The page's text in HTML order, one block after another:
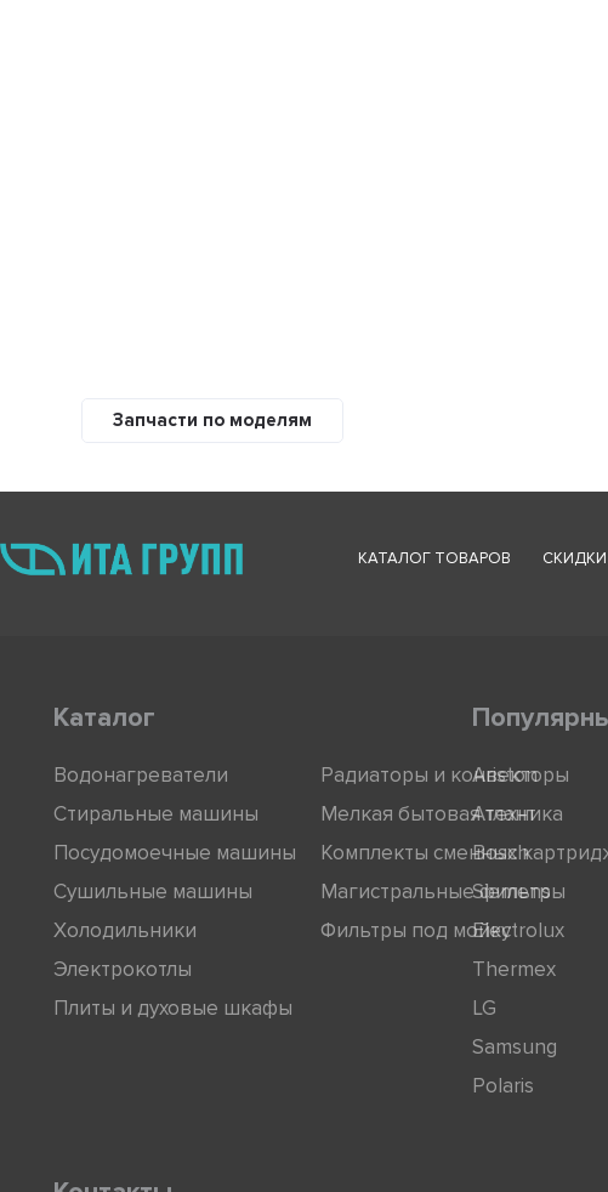
Запчасти по моделям
КАТАЛОГ ТОВАРОВ СКИДКИ
Каталог
Водонагреватели
Стиральные машины
Посудомоечные машины
Сушильные машины
Холодильники
Электрокотлы
Плиты и духовые шкафы
Радиаторы и конвекторы
Мелкая бытовая техника
Комплекты сменных
Магистральные фильтры
Фильтры под мойку
Ariston
Атлант
Bosch
Siemens
Electrolux
Thermex
LG
Samsung
Polaris